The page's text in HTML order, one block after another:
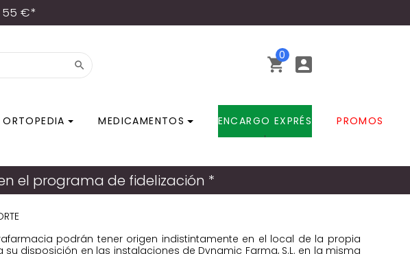
55 €*
 
0 
ORTOPEDIA MEDICAMENTOS ENCARGO EXPRÉS
PROMOS
el programa de fidelización *
podrán tener origen indistintamente en el local de la propia
disposición en las instalaciones de Dynamic Farma, S.L. en la misma